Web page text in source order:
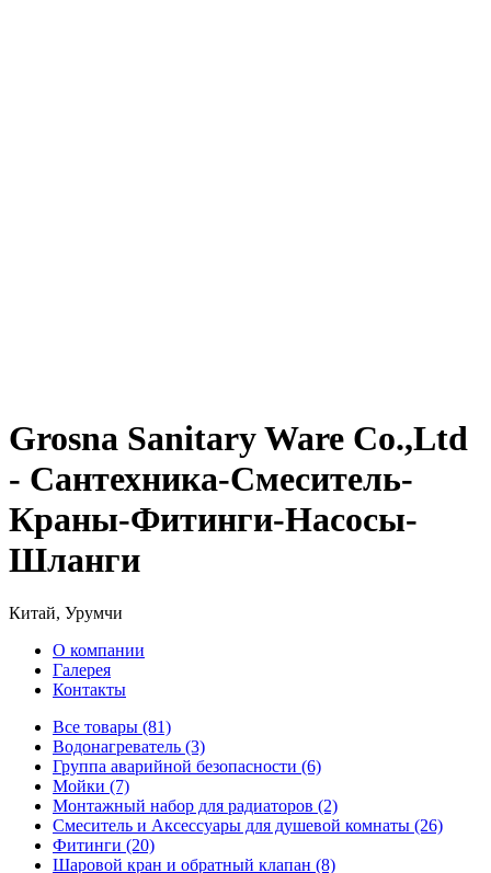
Grosna Sanitary Ware Co.,Ltd
- Сантехника-Смеситель-
Краны-Фитинги-Насосы-
Шланги
Китай, Урумчи
О компании
Галерея
Контакты
Все товары (81)
Водонагреватель (3)
Группа аварийной безопасности (6)
Мойки (7)
Монтажный набор для радиаторов (2)
Смеситель и Аксессуары для душевой комнаты (26)
Фитинги (20)
Шаровой кран и обратный клапан (8)